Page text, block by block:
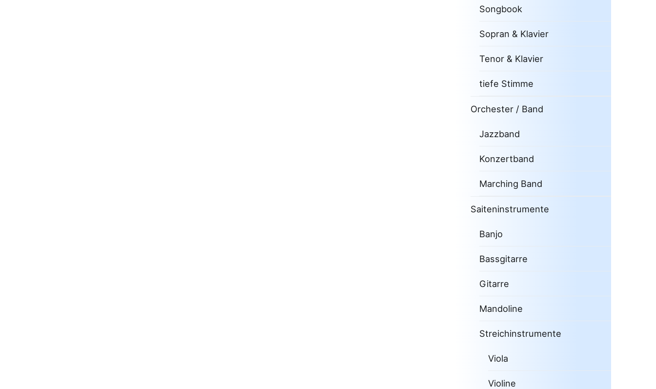
Songbook
Sopran & Klavier
Tenor & Klavier
tiefe Stimme
Orchester / Band
Jazzband
Konzertband
Marching Band
Saiteninstrumente
Banjo
Bassgitarre
Gitarre
Mandoline
Streichinstrumente
Viola
Violine